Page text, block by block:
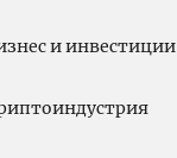
и инвестиции